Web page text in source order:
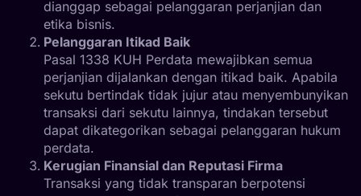
dianggap sebagai pelanggaran perjanjian dan
etika bisnis.
Pelanggaran Itikad Baik
Pasal 1338 KUH Perdata mewajibkan semua
perjanjian dijalankan dengan itikad baik. Apabila
sekutu bertindak tidak jujur atau menyembunyikan
transaksi dari sekutu lainnya, tindakan tersebut
dapat dikategorikan sebagai pelanggaran hukum
perdata.
Kerugian Finansial dan Reputasi Firma
Transaksi yang tidak transparan berpotensi